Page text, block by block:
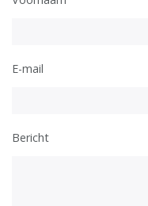
E-mail
Bericht